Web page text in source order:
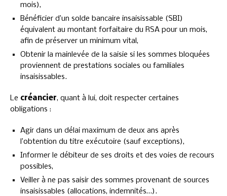
mois),
Bénéficier d’un solde bancaire insaisissable (SBI)
équivalent au montant forfaitaire du RSA pour un mois,
afin de préserver un minimum vital,
Obtenir la mainlevée de la saisie si les sommes bloquées
proviennent de prestations sociales ou familiales
insaisissables.
Le créancier, quant à lui, doit respecter certaines
obligations :
Agir dans un délai maximum de deux ans après
l’obtention du titre exécutoire (sauf exceptions),
Informer le débiteur de ses droits et des voies de recours
possibles,
Veiller à ne pas saisir des sommes provenant de sources
insaisissables (allocations, indemnités…).